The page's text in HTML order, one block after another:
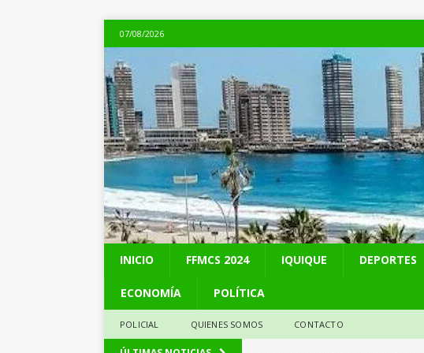
07/08/2026
INICIO FFMCS 2024 IQUIQUE DEPORTES
ECONOMÍA POLÍTICA
POLICIAL QUIENES SOMOS CONTACTO